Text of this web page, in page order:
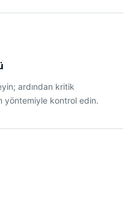
ardından kritik
yöntemiyle kontrol edin.